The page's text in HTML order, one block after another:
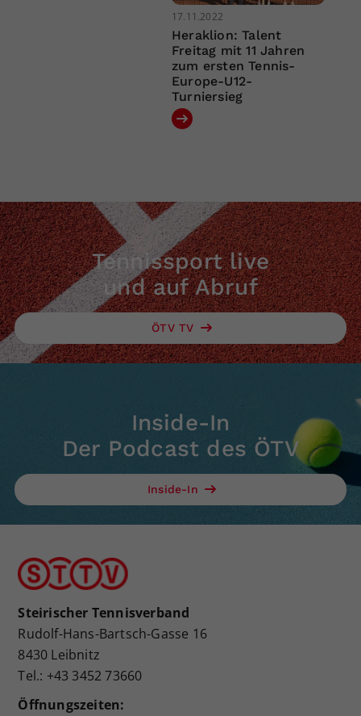
17.11.2022
Heraklion: Talent
Freitag mit 11 Jahren
zum ersten Tennis-
Europe-U12-
Turniersieg
Tennissport live
und auf Abruf
ÖTV TV
Inside-In
Der Podcast des ÖTV
Inside-In
Steirischer Tennisverband
Rudolf-Hans-Bartsch-Gasse 16
8430 Leibnitz
Tel.: +43 3452 73660
Öffnungszeiten: